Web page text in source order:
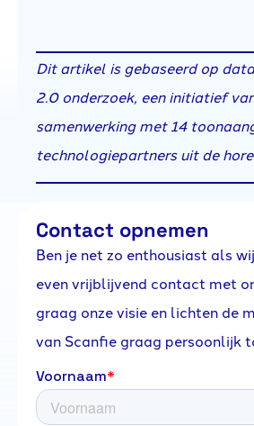
Dit artikel is gebaseerd op
2.0 onderzoek, een initiatief
samenwerking met 14
technologiepartners uit de
Contact opnemen
Ben je net zo enthousiast als
even vrijblijvend contact met
graag onze visie en lichten de
van Scanfie graag persoonlijk